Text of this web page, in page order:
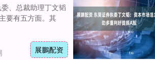
、总裁助理丁文韬
要有五方面。其
展鵬配资